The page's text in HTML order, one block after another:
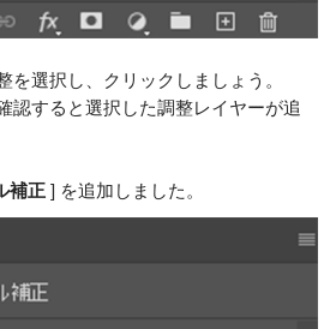
を選択し、クリックしましょう。
認すると選択した調整レイヤーが追
補正] を追加しました。